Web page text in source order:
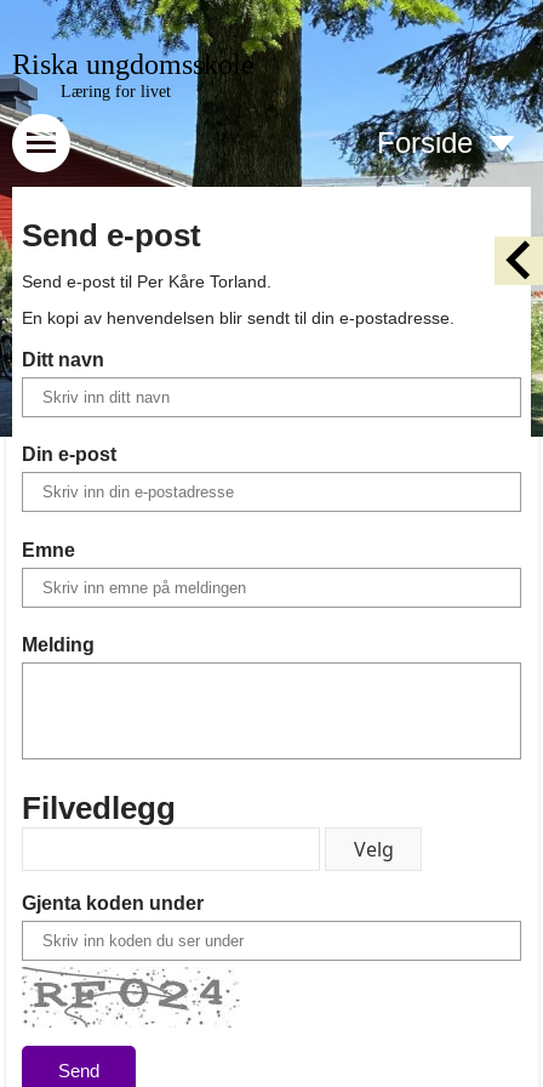
Riska ungdomsskole
Læring for livet
Forside
Send e-post
Send e-post til Per Kåre Torland.
En kopi av henvendelsen blir sendt til din e-postadresse.
Ditt navn
Din e-post
Emne
Melding
Filvedlegg
Gjenta koden under